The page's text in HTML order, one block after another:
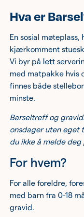
Hva er
En sosial
kjærkomment
Vi byr på lett
med matpakke hvis
finnes både
minste.
Barseltreff og
onsdager uten eget
du ikke å melde deg
For hvem?
For alle foreldre,
med barn fra 0-18
gravid.